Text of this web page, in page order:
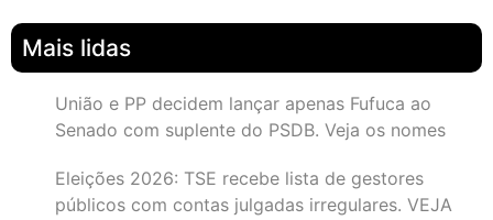
Mais lidas
União e PP decidem lançar apenas Fufuca ao
Senado com suplente do PSDB. Veja os nomes
Eleições 2026: TSE recebe lista de gestores
públicos com contas julgadas irregulares. VEJA